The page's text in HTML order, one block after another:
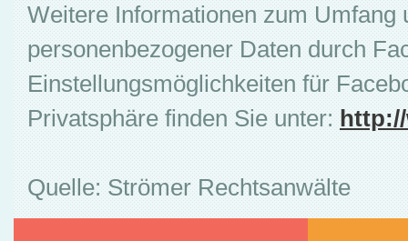
Weitere Informationen zum Umfang
personenbezogener Daten durch
Einstellungsmöglichkeiten für
Privatsphäre finden Sie unter:
Quelle: Strömer Rechtsanwälte